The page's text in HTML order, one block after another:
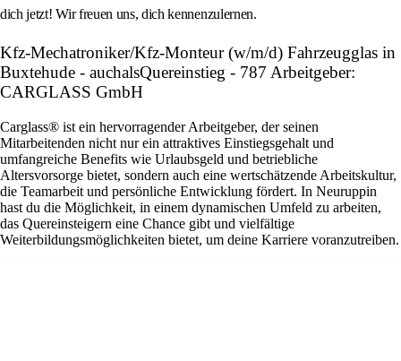
dich jetzt! Wir freuen uns, dich kennenzulernen.
Kfz-Mechatroniker/Kfz-Monteur (w/m/d) Fahrzeugglas in
Buxtehude - auchalsQuereinstieg - 787 Arbeitgeber:
CARGLASS GmbH
Carglass® ist ein hervorragender Arbeitgeber, der seinen
Mitarbeitenden nicht nur ein attraktives Einstiegsgehalt und
umfangreiche Benefits wie Urlaubsgeld und betriebliche
Altersvorsorge bietet, sondern auch eine wertschätzende Arbeitskultur,
die Teamarbeit und persönliche Entwicklung fördert. In Neuruppin
hast du die Möglichkeit, in einem dynamischen Umfeld zu arbeiten,
das Quereinsteigern eine Chance gibt und vielfältige
Weiterbildungsmöglichkeiten bietet, um deine Karriere voranzutreiben.